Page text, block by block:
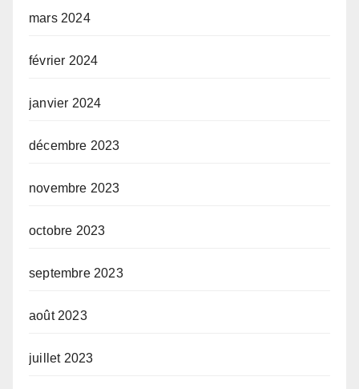
mars 2024
février 2024
janvier 2024
décembre 2023
novembre 2023
octobre 2023
septembre 2023
août 2023
juillet 2023